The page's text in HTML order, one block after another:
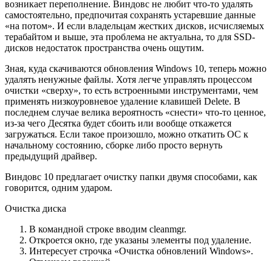
возникает переполнение. Виндовс не любит что-то удалять
самостоятельно, предпочитая сохранять устаревшие данные
«на потом». И если владельцам жестких дисков, исчисляемых
терабайтом и выше, эта проблема не актуальна, то для SSD-
дисков недостаток пространства очень ощутим.
Зная, куда скачиваются обновления Windows 10, теперь можно
удалять ненужные файлы. Хотя легче управлять процессом
очистки «сверху», то есть встроенными инструментами, чем
применять низкоуровневое удаление клавишей Delete. В
последнем случае велика вероятность «снести» что-то ценное,
из-за чего Десятка будет сбоить или вообще откажется
загружаться. Если такое произошло, можно откатить ОС к
начальному состоянию, сборке либо просто вернуть
предыдущий драйвер.
Виндовс 10 предлагает очистку папки двумя способами, как
говорится, одним ударом.
Очистка диска
В командной строке вводим cleanmgr.
Откроется окно, где указаны элементы под удаление.
Интересует строчка «Очистка обновлений Windows».